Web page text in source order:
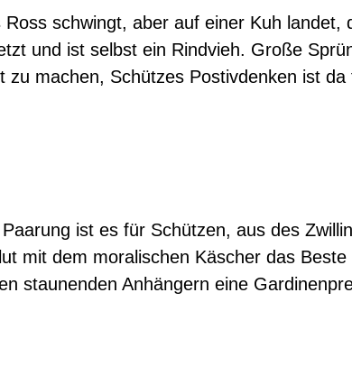
schwingt, aber auf einer Kuh landet,
und ist selbst ein Rindvieh. Große
zu machen, Schützes Postivdenken ist da
ist es für Schützen, aus des
mit dem moralischen Käscher das Beste
staunenden Anhängern eine